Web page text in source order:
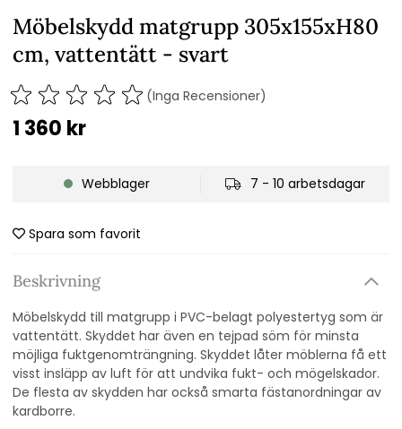
Möbelskydd matgrupp 305x155xH80
cm, vattentätt - svart
(Inga Recensioner)
1 360 kr
Webblager 7 - 10 arbetsdagar
Spara som favorit
Beskrivning
Möbelskydd till matgrupp i PVC-belagt polyestertyg som är
vattentätt. Skyddet har även en tejpad söm för minsta
möjliga fuktgenomträngning. Skyddet låter möblerna få ett
visst insläpp av luft för att undvika fukt- och mögelskador.
De flesta av skydden har också smarta fästanordningar av
kardborre.